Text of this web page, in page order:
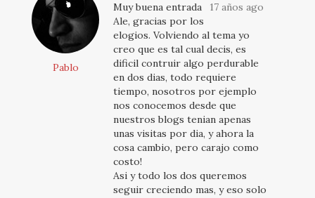
Pablo
17 años ago
Muy buena entrada
Ale, gracias por los
elogios. Volviendo al tema yo
creo que es tal cual decis, es
dificil contruir algo perdurable
en dos dias, todo requiere
tiempo, nosotros por ejemplo
nos conocemos desde que
nuestros blogs tenian apenas
unas visitas por dia, y ahora la
cosa cambio, pero carajo como
costo!
Asi y todo los dos queremos
seguir creciendo mas, y eso solo